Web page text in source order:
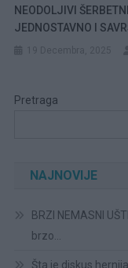
NEODOLJIVI
JEDNOSTAVNO I
Pretraga
NAJNOVIJE
BRZI NEMASNI
brzo…
Šta je diskus